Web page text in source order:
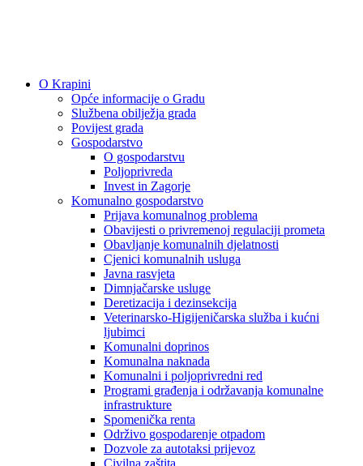
O Krapini
Opće informacije o Gradu
Službena obilježja grada
Povijest grada
Gospodarstvo
O gospodarstvu
Poljoprivreda
Invest in Zagorje
Komunalno gospodarstvo
Prijava komunalnog problema
Obavijesti o privremenoj regulaciji prometa
Obavljanje komunalnih djelatnosti
Cjenici komunalnih usluga
Javna rasvjeta
Dimnjačarske usluge
Deretizacija i dezinsekcija
Veterinarsko-Higijeničarska služba i kućni
ljubimci
Komunalni doprinos
Komunalna naknada
Komunalni i poljoprivredni red
Programi građenja i održavanja komunalne
infrastrukture
Spomenička renta
Održivo gospodarenje otpadom
Dozvole za autotaksi prijevoz
Civilna zaštita